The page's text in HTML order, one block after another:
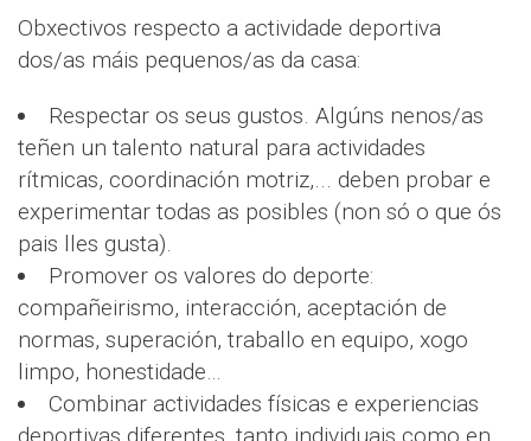
Obxectivos respecto a actividade deportiva
dos/as máis pequenos/as da casa:
Respectar os seus gustos. Algúns nenos/as
teñen un talento natural para actividades
rítmicas, coordinación motriz,... deben probar e
experimentar todas as posibles (non só o que ós
pais lles gusta).
Promover os valores do deporte:
compañeirismo, interacción, aceptación de
normas, superación, traballo en equipo, xogo
limpo, honestidade…
Combinar actividades físicas e experiencias